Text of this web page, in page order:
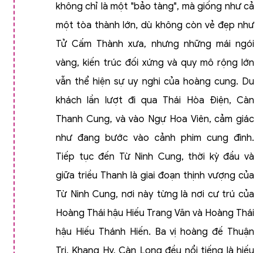
không chỉ là một "bảo tàng", mà giống như cả
một tòa thành lớn, dù không còn vẻ đẹp như
Tử Cấm Thành xưa, nhưng những mái ngói
vàng, kiến trúc đối xứng và quy mô rộng lớn
vẫn thể hiện sự uy nghi của hoàng cung. Du
khách lần lượt đi qua Thái Hòa Điện, Càn
Thanh Cung, và vào Ngự Hoa Viên, cảm giác
như đang bước vào cảnh phim cung đình.
Tiếp tục đến Từ Ninh Cung, thời kỳ đầu và
giữa triều Thanh là giai đoạn thịnh vượng của
Từ Ninh Cung, nơi này từng là nơi cư trú của
Hoàng Thái hậu Hiếu Trang Văn và Hoàng Thái
hậu Hiếu Thánh Hiến. Ba vị hoàng đế Thuận